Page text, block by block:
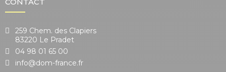
259 Chem. des Clapiers
83220 Le Pradet
04 98 01 65 00
info@dom-france.fr